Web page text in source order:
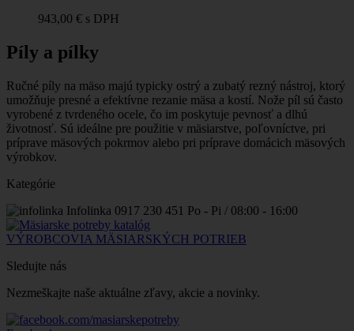
943,00 € s DPH
Píly a pílky
Ručné píly na mäso majú typicky ostrý a zubatý rezný nástroj, ktorý
umožňuje presné a efektívne rezanie mäsa a kostí. Nože píl sú často
vyrobené z tvrdeného ocele, čo im poskytuje pevnosť a dlhú
životnosť. Sú ideálne pre použitie v mäsiarstve, poľovníctve, pri
príprave mäsových pokrmov alebo pri príprave domácich mäsových
výrobkov.
Kategórie
Infolinka 0917 230 451 Po - Pi / 08:00 - 16:00
VÝROBCOVIA MÄSIARSKÝCH POTRIEB
Sledujte nás
Nezmeškajte naše aktuálne zľavy, akcie a novinky.